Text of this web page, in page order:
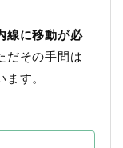
線に移動が必
だその手間は
す。